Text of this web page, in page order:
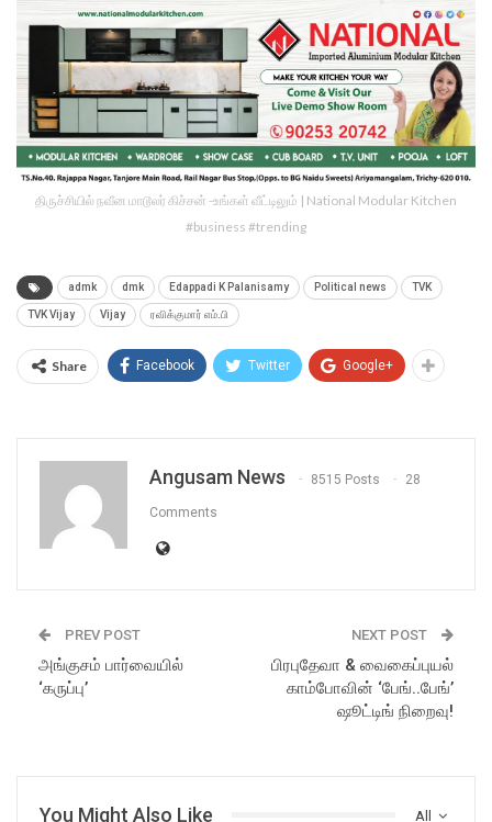
திருச்சியில் நவீன மாடூலர் கிச்சன் -உங்கள் வீட்டிலும் | National Modular Kitchen
#business #trending
admk dmk Edappadi K Palanisamy Political news TVK
TVK Vijay Vijay ரவிக்குமார் எம்.பி
Share Facebook Twitter Google+
Angusam News 8515 Posts 28
Comments
PREV POST
அங்குசம் பார்வையில்
‘கருப்பு’
NEXT POST
பிரபுதேவா & வைகைப்புயல்
காம்போவின் ‘பேங்..பேங்’
ஷூட்டிங் நிறைவு!
All
You Might Also Like